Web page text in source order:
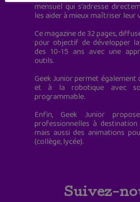
mensuel qui s’adresse
les aider à mieux maîtriser leur
Ce magazine de 32 pages,
pour objectif de développer
des 10-15 ans avec une
outils.
Geek Junior permet également
et à la robotique avec
programmable.
Enfin, Geek Junior
professionnelles à destination
mais aussi des animations
(collège, lycée).
Suivez-